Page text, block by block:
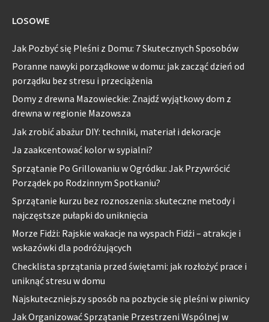
LOSOWE
Jak Pozbyć się Pleśni z Domu: 7 Skutecznych Sposobów
Poranne nawyki porządkowe w domu: jak zacząć dzień od
porządku bez stresu i przeciążenia
Domy z drewna Mazowieckie: Znajdź wyjątkowy dom z
drewna w regionie Mazowsza
Jak zrobić abażur DIY: techniki, materiał i dekoracje
Ja zaakcentować kolor w sypialni?
Sprzątanie Po Grillowaniu w Ogródku: Jak Przywrócić
Porządek po Rodzinnym Spotkaniu?
Sprzątanie kurzu bez roznoszenia: skuteczne metody i
najczęstsze pułapki do uniknięcia
Morze Fidżi: Rajskie wakacje na wyspach Fidżi – atrakcje i
wskazówki dla podróżujących
Checklista sprzątania przed świętami: jak rozłożyć prace i
uniknąć stresu w domu
Najskuteczniejszy sposób na pozbycie się pleśni w piwnicy
Jak Organizować Sprzątanie Przestrzeni Wspólnej w